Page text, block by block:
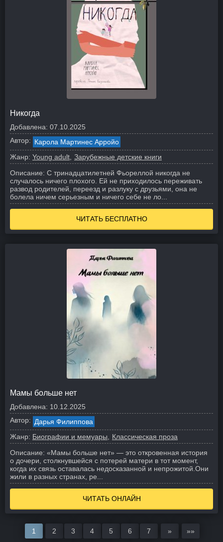
Никогда
Добавлена: 07.10.2025
Автор: Карола Мартинес Арройо
Жанр: Young adult Зарубежные детские книги
Описание: С тринадцатилетней Фьореллой никогда не
случалось ничего плохого. Ей не приходилось переживать
развод родителей, переезд и разлуку с друзьями, она не
болела ничем серьезным и ничего себе не ло...
ЧИТАТЬ БЕСПЛАТНО
Мамы больше нет
Добавлена: 10.12.2025
Автор: Дарья Филиппова
Жанр: Биографии и мемуары
Классическая проза
Описание: «Мамы больше нет» — это откровенная история
о дочери, столкнувшейся с потерей матери в тот момент,
когда их связь оставалась недосказанной и непрожитой. Они
жили в разных странах, ре...
ЧИТАТЬ ОНЛАЙН
1 2 3 4 5 6 7 » »»